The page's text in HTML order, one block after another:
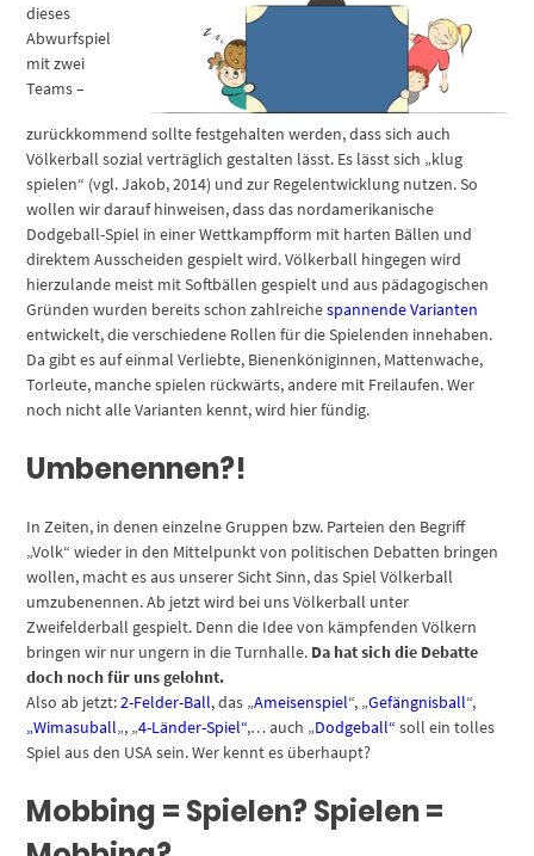
dieses
Abwurfspiel
mit zwei
Teams –
zurückkommend sollte festgehalten werden, dass sich auch
Völkerball sozial verträglich gestalten lässt. Es lässt sich „klug
spielen“ (vgl. Jakob, 2014) und zur Regelentwicklung nutzen. So
wollen wir darauf hinweisen, dass das nordamerikanische
Dodgeball-Spiel in einer Wettkampfform mit harten Bällen und
direktem Ausscheiden gespielt wird. Völkerball hingegen wird
hierzulande meist mit Softbällen gespielt und aus pädagogischen
Gründen wurden bereits schon zahlreichespannende Varianten
entwickelt, die verschiedene Rollen für die Spielenden innehaben.
Da gibt es auf einmal Verliebte, Bienenköniginnen, Mattenwache,
Torleute, manche spielen rückwärts, andere mit Freilaufen. Wer
noch nicht alle Varianten kennt, wird hier fündig.
Umbenennen?!
In Zeiten, in denen einzelne Gruppen bzw. Parteien den Begriff
„Volk“ wieder in den Mittelpunkt von politischen Debatten bringen
wollen, macht es aus unserer Sicht Sinn, das Spiel Völkerball
umzubenennen. Ab jetzt wird bei uns Völkerball unter
Zweifelderball gespielt. Denn die Idee von kämpfenden Völkern
bringen wir nur ungern in die Turnhalle. Da hat sich die Debatte
doch noch für uns gelohnt.
Also ab jetzt:2-Felder-Ball, das „Ameisenspiel“, „Gefängnisball“,
„Wimasuball„, „4-Länder-Spiel“,… auch „Dodgeball“ soll ein tolles
Spiel aus den USA sein. Wer kennt es überhaupt?
Mobbing = Spielen? Spielen =